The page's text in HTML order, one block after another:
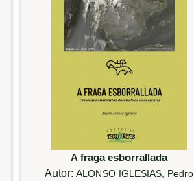
A fraga esborrallada
Autor:ALONSO IGLESIAS, Pedro